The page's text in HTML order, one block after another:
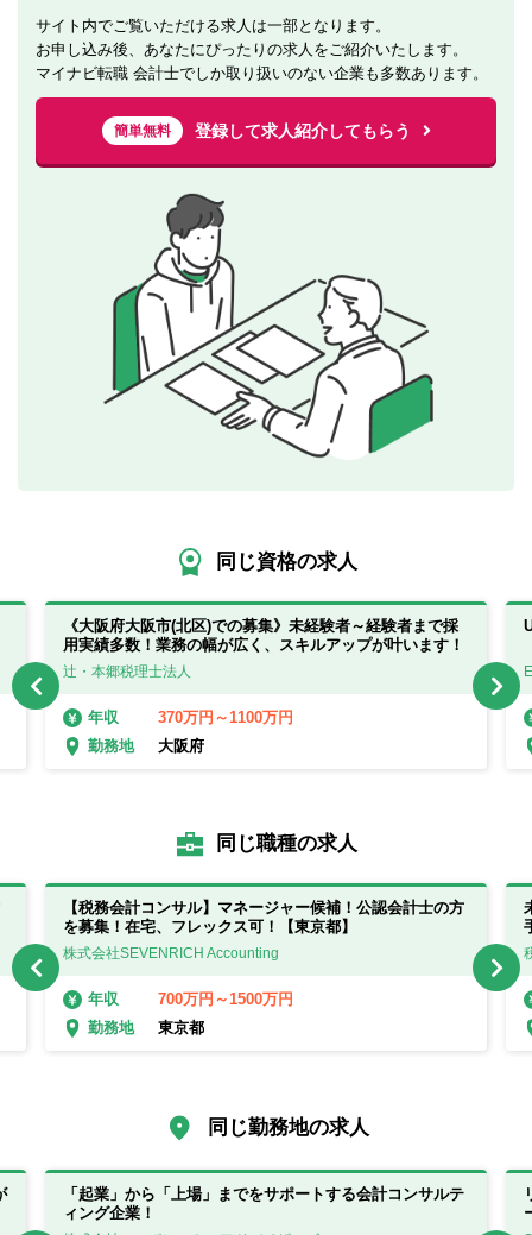
サイト内でご覧いただける求人は一部となります。
お申し込み後、あなたにぴったりの求人をご紹介いたします。
マイナビ転職 会計士でしか取り扱いのない企業も多数あります。
簡単無料 登録して求人紹介してもらう
同じ資格の求人
《大阪府大阪市(北区)での募集》未経験者～経験者まで採
用実績多数！業務の幅が広く、スキルアップが叶います！
辻・本郷税理士法人
年収
370万円～1100万円
勤務地
大阪府
同じ職種の求人
【税務会計コンサル】マネージャー候補！公認会計士の方
を募集！在宅、フレックス可！【東京都】
株式会社SEVENRICH Accounting
年収
700万円～1500万円
勤務地
東京都
同じ勤務地の求人
「起業」から「上場」までをサポートする会計コンサルテ
ィング企業！